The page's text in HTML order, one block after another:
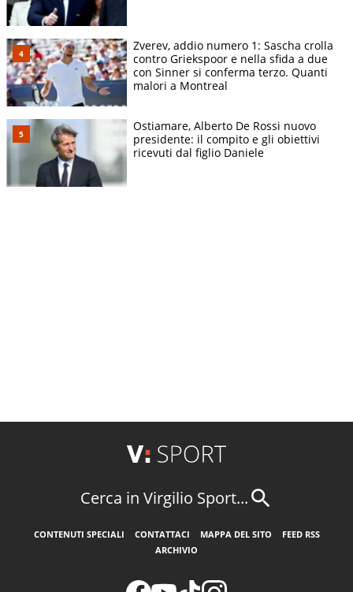
Zverev, addio numero 1: Sascha crolla
contro Griekspoor e nella sfida a due
con Sinner si conferma terzo. Quanti
malori a Montreal
Ostiamare, Alberto De Rossi nuovo
presidente: il compito e gli obiettivi
ricevuti dal figlio Daniele
Cerca in Virgilio Sport...
CONTENUTI SPECIALI CONTATTACI MAPPA DEL SITO
FEED RSS
ARCHIVIO